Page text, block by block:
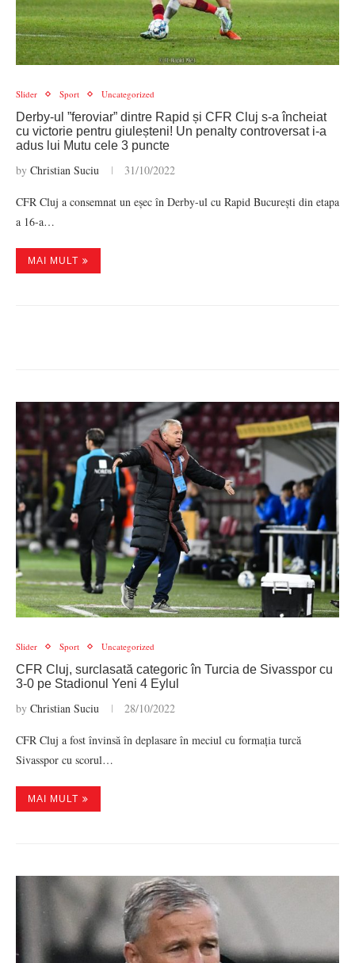
Slider Sport Uncategorized
Derby-ul ”feroviar” dintre Rapid și CFR Cluj s-a încheiat
cu victorie pentru giuleșteni! Un penalty controversat i-a
adus lui Mutu cele 3 puncte
by Christian Suciu 31/10/2022
CFR Cluj a consemnat un eșec în Derby-ul cu Rapid București din etapa
a 16-a…
MAI MULT
Slider Sport Uncategorized
CFR Cluj, surclasată categoric în Turcia de Sivasspor cu
3-0 pe Stadionul Yeni 4 Eylul
by Christian Suciu 28/10/2022
CFR Cluj a fost învinsă în deplasare în meciul cu formația turcă
Sivasspor cu scorul…
MAI MULT